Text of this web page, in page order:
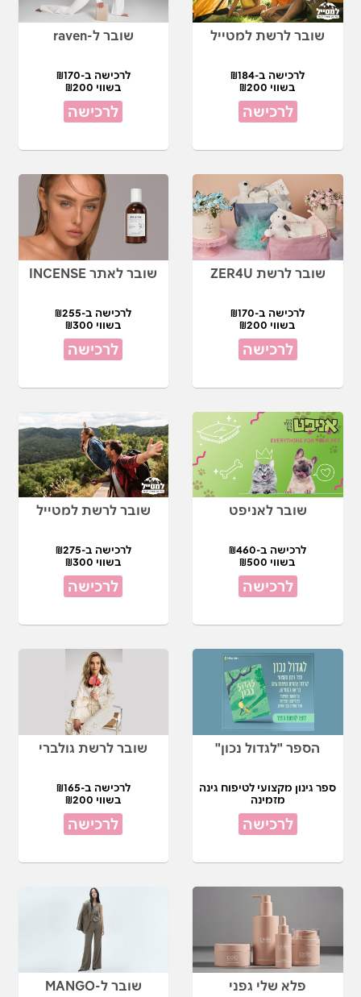
שובר לרשת למטייל
לרכישה ב-₪184
בשווי ₪200
לרכישה
שובר ל-raven
לרכישה ב-₪170
בשווי ₪200
לרכישה
שובר לרשת ZER4U
לרכישה ב-₪170
בשווי ₪200
לרכישה
שובר לאתר INCENSE
לרכישה ב-₪255
בשווי ₪300
לרכישה
שובר לאניפט
לרכישה ב-₪460
בשווי ₪500
לרכישה
שובר לרשת למטייל
לרכישה ב-₪275
בשווי ₪300
לרכישה
הספר "לגדול נכון"
ספר גינון מקצועי לטיפוח גינה
מזמינה
לרכישה
שובר לרשת גולברי
לרכישה ב-₪165
בשווי ₪200
לרכישה
פלא שלי גפני שובר ל-MANGO